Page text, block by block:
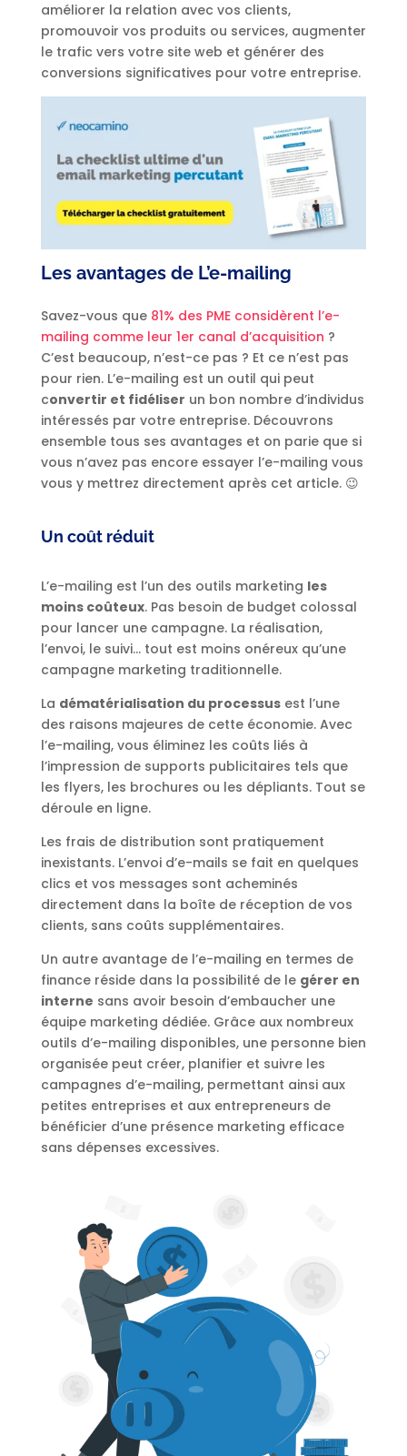
améliorer la relation avec vos clients,
promouvoir vos produits ou services, augmenter
le trafic vers votre site web et générer des
conversions significatives pour votre entreprise.
Les avantages de L’e-mailing
Savez-vous que 81% des PME considèrent l’e-
mailing comme leur 1er canal d’acquisition ?
C’est beaucoup, n’est-ce pas ? Et ce n’est pas
pour rien. L’e-mailing est un outil qui peut
convertir et fidéliser un bon nombre d’individus
intéressés par votre entreprise. Découvrons
ensemble tous ses avantages et on parie que si
vous n’avez pas encore essayer l’e-mailing vous
vous y mettrez directement après cet article. 😉
Un coût réduit
L’e-mailing est l’un des outils marketing les
moins coûteux. Pas besoin de budget colossal
pour lancer une campagne. La réalisation,
l’envoi, le suivi… tout est moins onéreux qu’une
campagne marketing traditionnelle.
La dématérialisation du processusest l’une
des raisons majeures de cette économie. Avec
l’e-mailing, vous éliminez les coûts liés à
l’impression de supports publicitaires tels que
les flyers, les brochures ou les dépliants. Tout se
déroule en ligne.
Les frais de distribution sont pratiquement
inexistants. L’envoi d’e-mails se fait en quelques
clics et vos messages sont acheminés
directement dans la boîte de réception de vos
clients, sans coûts supplémentaires.
Un autre avantage de l’e-mailing en termes de
finance réside dans la possibilité de le gérer en
interne sans avoir besoin d’embaucher une
équipe marketing dédiée. Grâce aux nombreux
outils d’e-mailing disponibles, une personne bien
organisée peut créer, planifier et suivre les
campagnes d’e-mailing, permettant ainsi aux
petites entreprises et aux entrepreneurs de
bénéficier d’une présence marketing efficace
sans dépenses excessives.